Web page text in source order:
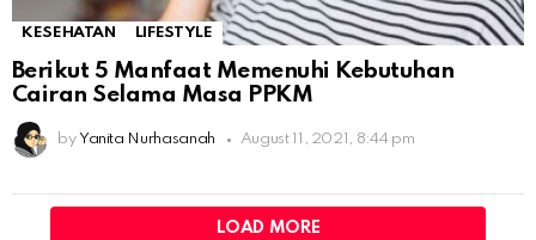
KESEHATAN LIFESTYLE
Berikut 5 Manfaat Memenuhi Kebutuhan
Cairan Selama Masa PPKM
by Yanita Nurhasanah August 11, 2021, 8:44 pm
LOAD MORE